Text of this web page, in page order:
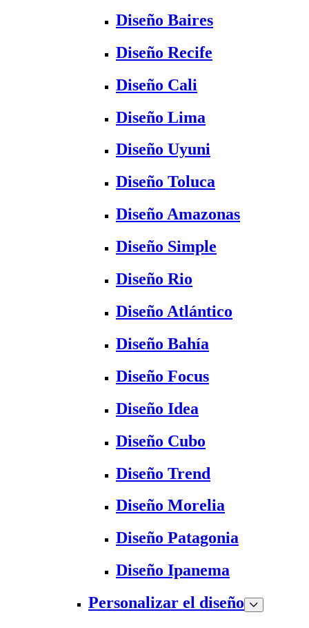
Diseño Baires
Diseño Recife
Diseño Cali
Diseño Lima
Diseño Uyuni
Diseño Toluca
Diseño Amazonas
Diseño Simple
Diseño Rio
Diseño Atlántico
Diseño Bahía
Diseño Focus
Diseño Idea
Diseño Cubo
Diseño Trend
Diseño Morelia
Diseño Patagonia
Diseño Ipanema
Personalizar el diseño